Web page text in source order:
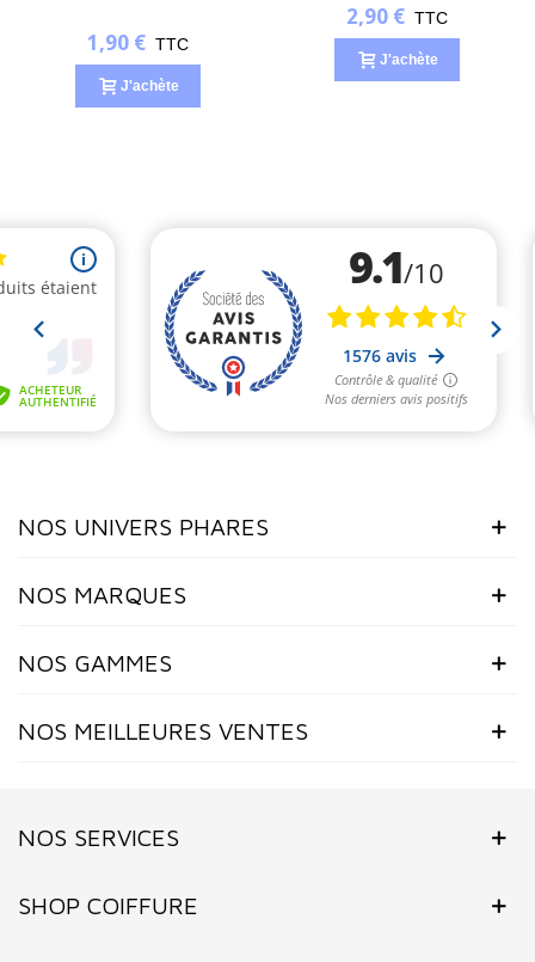
1,90 € TTC
J'achète
2,90 € TTC
J'achète
NOS UNIVERS PHARES
NOS MARQUES
NOS GAMMES
NOS MEILLEURES VENTES
NOS SERVICES
SHOP COIFFURE